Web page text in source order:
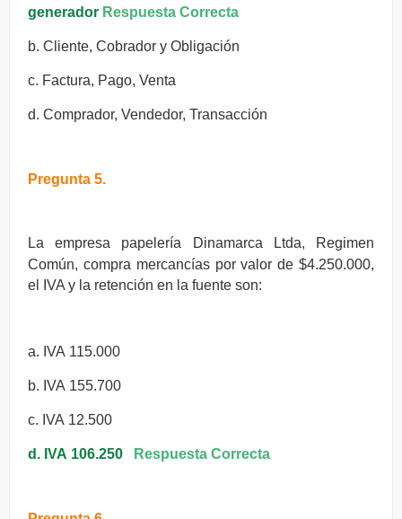
generador Respuesta Correcta
b. Cliente, Cobrador y Obligación
c. Factura, Pago, Venta
d. Comprador, Vendedor, Transacción
Pregunta 5.
La empresa papelería Dinamarca Ltda, Regimen
Común, compra mercancías por valor de $4.250.000,
el IVA y la retención en la fuente son:
a. IVA 115.000
b. IVA 155.700
c. IVA 12.500
d. IVA 106.250 Respuesta Correcta